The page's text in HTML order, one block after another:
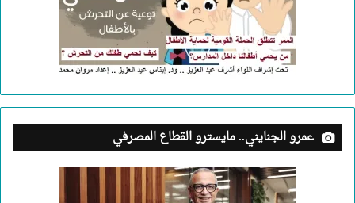
عمرو الجنايني.. مايسترو القطاع المصرفي